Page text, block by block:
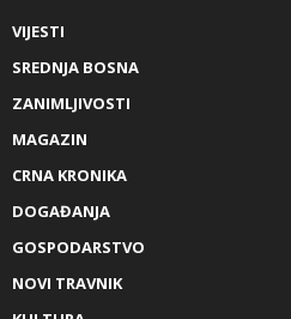
VIJESTI
SREDNJA BOSNA
ZANIMLJIVOSTI
MAGAZIN
CRNA KRONIKA
DOGAĐANJA
GOSPODARSTVO
NOVI TRAVNIK